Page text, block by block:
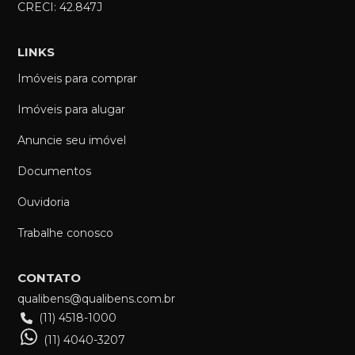
CRECI: 42.847J
LINKS
Imóveis para comprar
Imóveis para alugar
Anuncie seu imóvel
Documentos
Ouvidoria
Trabalhe conosco
CONTATO
qualibens@qualibens.com.br
(11) 4518-1000
(11) 4040-3207